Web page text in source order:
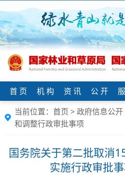
首 页 机 构 资 讯 公 开
当前位置： 首页 >政府信息公开
和调整行政审批事项
国务院关于第二批取消
实施行政审批